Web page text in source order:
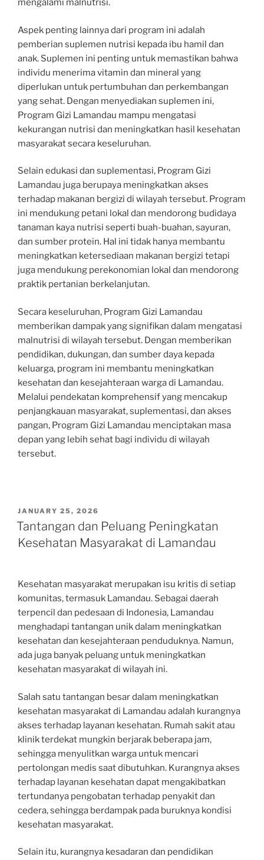
mengalami malnutrisi.
Aspek penting lainnya dari program ini adalah
pemberian suplemen nutrisi kepada ibu hamil dan
anak. Suplemen ini penting untuk memastikan bahwa
individu menerima vitamin dan mineral yang
diperlukan untuk pertumbuhan dan perkembangan
yang sehat. Dengan menyediakan suplemen ini,
Program Gizi Lamandau mampu mengatasi
kekurangan nutrisi dan meningkatkan hasil kesehatan
masyarakat secara keseluruhan.
Selain edukasi dan suplementasi, Program Gizi
Lamandau juga berupaya meningkatkan akses
terhadap makanan bergizi di wilayah tersebut. Program
ini mendukung petani lokal dan mendorong budidaya
tanaman kaya nutrisi seperti buah-buahan, sayuran,
dan sumber protein. Hal ini tidak hanya membantu
meningkatkan ketersediaan makanan bergizi tetapi
juga mendukung perekonomian lokal dan mendorong
praktik pertanian berkelanjutan.
Secara keseluruhan, Program Gizi Lamandau
memberikan dampak yang signifikan dalam mengatasi
malnutrisi di wilayah tersebut. Dengan memberikan
pendidikan, dukungan, dan sumber daya kepada
keluarga, program ini membantu meningkatkan
kesehatan dan kesejahteraan warga di Lamandau.
Melalui pendekatan komprehensif yang mencakup
penjangkauan masyarakat, suplementasi, dan akses
pangan, Program Gizi Lamandau menciptakan masa
depan yang lebih sehat bagi individu di wilayah
tersebut.
POSTED
ON
JANUARY 25, 2026
Tantangan dan Peluang Peningkatan
Kesehatan Masyarakat di Lamandau
Kesehatan masyarakat merupakan isu kritis di setiap
komunitas, termasuk Lamandau. Sebagai daerah
terpencil dan pedesaan di Indonesia, Lamandau
menghadapi tantangan unik dalam meningkatkan
kesehatan dan kesejahteraan penduduknya. Namun,
ada juga banyak peluang untuk meningkatkan
kesehatan masyarakat di wilayah ini.
Salah satu tantangan besar dalam meningkatkan
kesehatan masyarakat di Lamandau adalah kurangnya
akses terhadap layanan kesehatan. Rumah sakit atau
klinik terdekat mungkin berjarak beberapa jam,
sehingga menyulitkan warga untuk mencari
pertolongan medis saat dibutuhkan. Kurangnya akses
terhadap layanan kesehatan dapat mengakibatkan
tertundanya pengobatan terhadap penyakit dan
cedera, sehingga berdampak pada buruknya kondisi
kesehatan masyarakat.
Selain itu, kurangnya kesadaran dan pendidikan